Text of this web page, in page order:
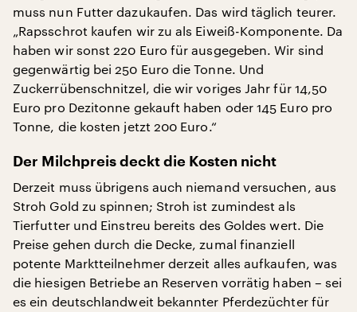
muss nun Futter dazukaufen. Das wird täglich teurer.
„Rapsschrot kaufen wir zu als Eiweiß-Komponente. Da
haben wir sonst 220 Euro für ausgegeben. Wir sind
gegenwärtig bei 250 Euro die Tonne. Und
Zuckerrübenschnitzel, die wir voriges Jahr für 14,50
Euro pro Dezitonne gekauft haben oder 145 Euro pro
Tonne, die kosten jetzt 200 Euro.“
Der Milchpreis deckt die Kosten nicht
Derzeit muss übrigens auch niemand versuchen, aus
Stroh Gold zu spinnen; Stroh ist zumindest als
Tierfutter und Einstreu bereits des Goldes wert. Die
Preise gehen durch die Decke, zumal finanziell
potente Marktteilnehmer derzeit alles aufkaufen, was
die hiesigen Betriebe an Reserven vorrätig haben – sei
es ein deutschlandweit bekannter Pferdezüchter für